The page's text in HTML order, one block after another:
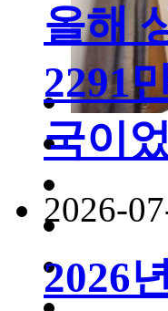
올해
2291
국이
2026-
2026